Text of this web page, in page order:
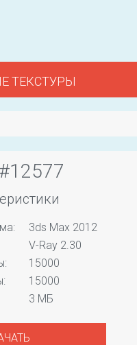
ТЕКСТУРЫ
3ds Max 2012
V-Ray 2.30
15000
15000
3 МБ